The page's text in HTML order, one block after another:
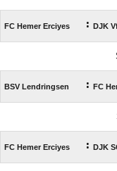
FC Hemer Erciyes : DJK
BSV Lendringsen : FC
FC Hemer Erciyes : DJK